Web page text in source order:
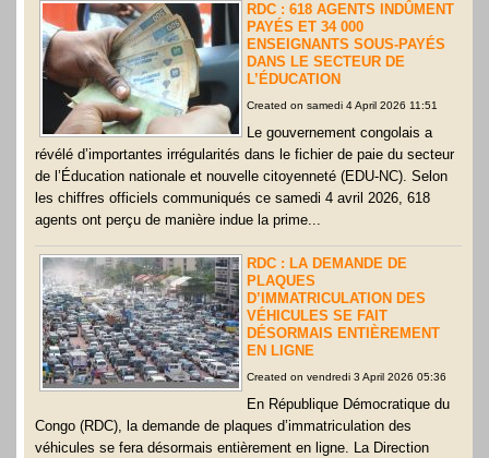
RDC : 618 AGENTS INDÛMENT
PAYÉS ET 34 000
ENSEIGNANTS SOUS-PAYÉS
DANS LE SECTEUR DE
L’ÉDUCATION
Created on samedi 4 April 2026 11:51
Le gouvernement congolais a
révélé d’importantes irrégularités dans le fichier de paie du secteur
de l’Éducation nationale et nouvelle citoyenneté (EDU-NC). Selon
les chiffres officiels communiqués ce samedi 4 avril 2026, 618
agents ont perçu de manière indue la prime...
RDC : LA DEMANDE DE
PLAQUES
D’IMMATRICULATION DES
VÉHICULES SE FAIT
DÉSORMAIS ENTIÈREMENT
EN LIGNE
Created on vendredi 3 April 2026 05:36
En République Démocratique du
Congo (RDC), la demande de plaques d’immatriculation des
véhicules se fera désormais entièrement en ligne. La Direction